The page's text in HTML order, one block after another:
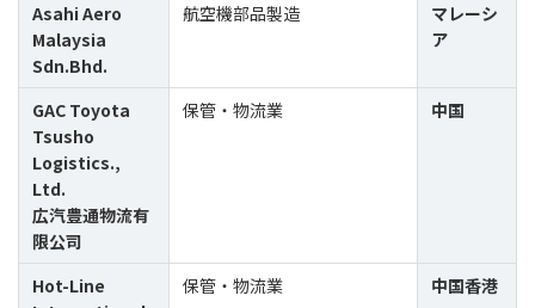
Asahi Aero
Malaysia
Sdn.Bhd.
航空機部品製造
マレーシ
ア
GAC Toyota
Tsusho
Logistics.,
Ltd.
広汽豊通物流有
限公司
保管・物流業 中国
Hot-Line
保管・物流業 中国香港